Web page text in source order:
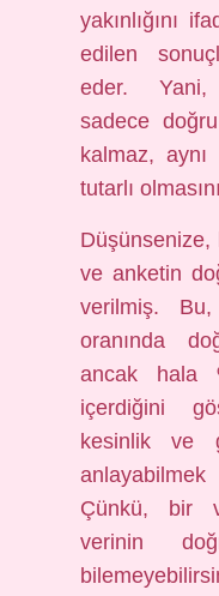
yakınlığını
edilen
eder. Yani,
sadece
kalmaz,
tutarlı
Düşünsenize,
ve anketin
verilmiş.
oranında
ancak hala
içerdiğini
kesinlik ve
Çünkü, bir
verinin